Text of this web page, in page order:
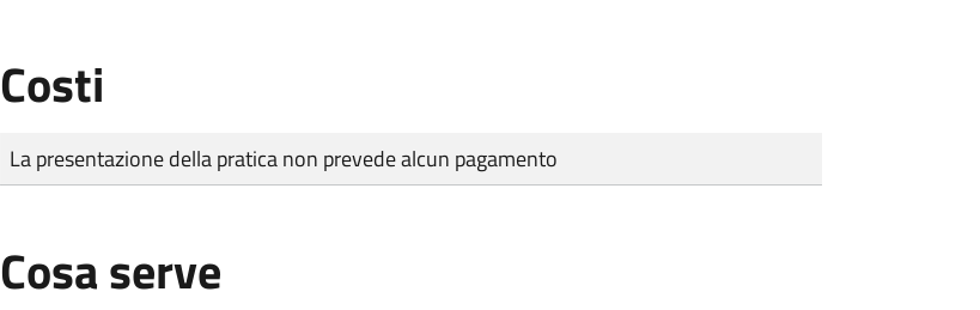
Costi
Tipo di pagamento
Importo
La presentazione della pratica non prevede alcun pagamento
Cosa serve